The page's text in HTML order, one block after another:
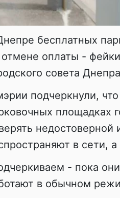
бесплатных
оплаты -
совета
подчеркнули,
площадках
в сети,
- пока
в обычном